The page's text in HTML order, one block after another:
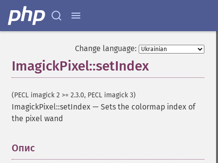
Change language:
ImagickPixel::setIndex
(PECL imagick 2 >= 2.3.0, PECL imagick 3)
ImagickPixel::setIndex — Sets the colormap index of
the pixel wand
Опис